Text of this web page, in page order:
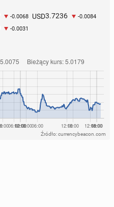
-0.0068 USD3.7236 -0.0084
-0.0031
Źródło: currencybeacon.com